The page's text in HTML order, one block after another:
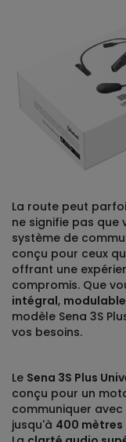
La route peut
ne signifie pas que
système de
conçu pour ceux
offrant une
compromis. Que
intégral, modulable
modèle Sena 3S
vos besoins.
Le Sena 3S Plus
conçu pour un
communiquer
jusqu'à 400 mètres